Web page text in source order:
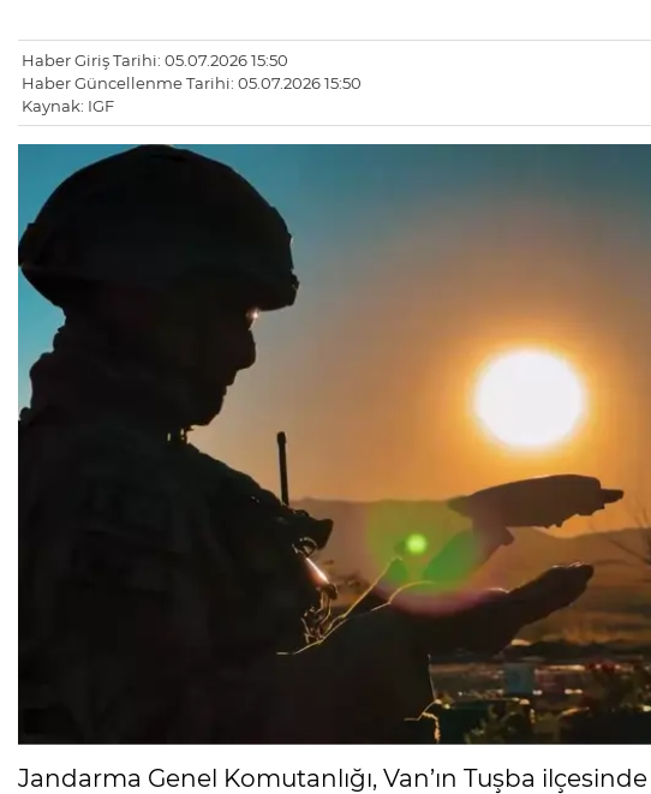
Haber Giriş Tarihi: 05.07.2026 15:50
Haber Güncellenme Tarihi: 05.07.2026 15:50
Kaynak: IGF
Jandarma Genel Komutanlığı, Van’ın Tuşba